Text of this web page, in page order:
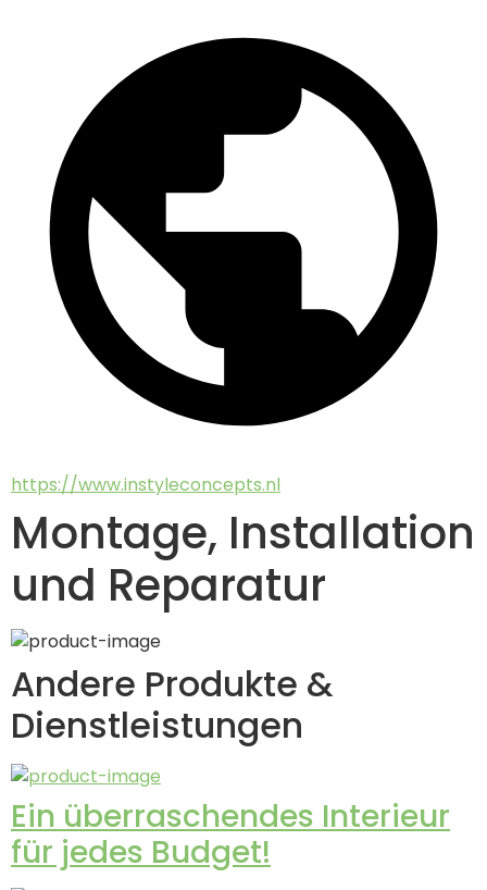
https://www.instyleconcepts.nl
Montage, Installation
und Reparatur
Andere Produkte &
Dienstleistungen
Ein überraschendes Interieur
für jedes Budget!